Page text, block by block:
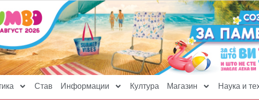
Став Информации Култура Магазин Наука и